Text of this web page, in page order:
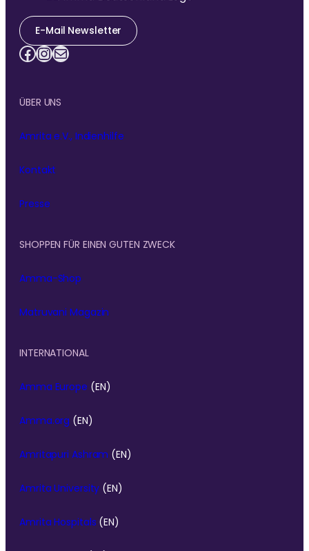
E-Mail Newsletter
Facebook InstagramE-Mail
ÜBER UNS
Amrita e.V., Indienhilfe
Kontakt
Presse
SHOPPEN FÜR EINEN GUTEN ZWECK
Amma-Shop
Matruvani Magazin
INTERNATIONAL
Amma Europe (EN)
Amma.org (EN)
Amritapuri Ashram (EN)
Amrita University (EN)
Amrita Hospitals (EN)